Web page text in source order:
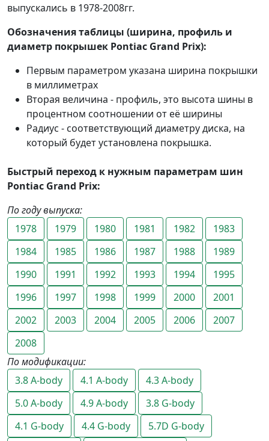
выпускались в 1978-2008гг.
Обозначения таблицы (ширина, профиль и
диаметр покрышек Pontiac Grand Prix):
Первым параметром указана ширина покрышки
в миллиметрах
Вторая величина - профиль, это высота шины в
процентном соотношении от её ширины
Радиус - соответствующий диаметру диска, на
который будет установлена покрышка.
Быстрый переход к нужным параметрам шин
Pontiac Grand Prix:
По году выпуска:
1978
1979 1980 1981 1982
1983
1984
1985 1986 1987 1988
1989
1990
1991 1992 1993 1994
1995
1996
1997 1998 1999 2000
2001
2002
2003 2004 2005 2006
2007
2008
По модификации:
3.8 A-body
4.1 A-body
4.3 A-body
5.0 A-body
4.9 A-body
3.8 G-body
4.1 G-body
4.4 G-body
5.7D G-body